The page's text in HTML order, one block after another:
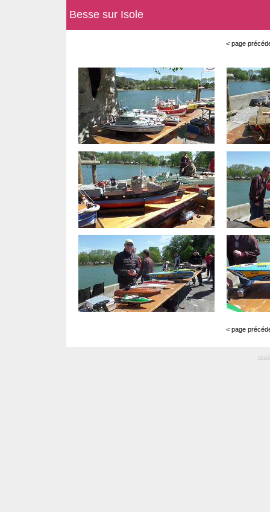
Besse sur Isole
< page
< page